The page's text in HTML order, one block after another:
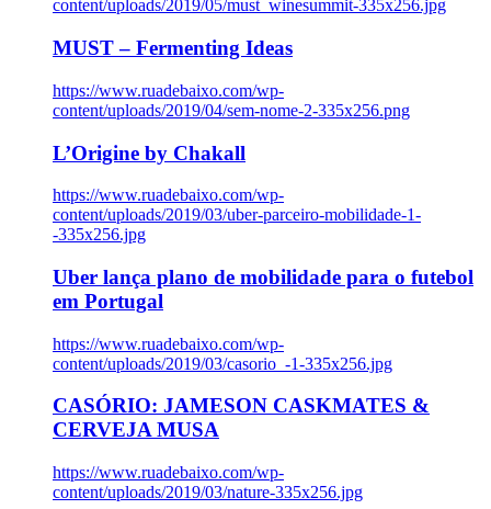
content/uploads/2019/05/must_winesummit-335x256.jpg
MUST – Fermenting Ideas
https://www.ruadebaixo.com/wp-
content/uploads/2019/04/sem-nome-2-335x256.png
L’Origine by Chakall
https://www.ruadebaixo.com/wp-
content/uploads/2019/03/uber-parceiro-mobilidade-1-
-335x256.jpg
Uber lança plano de mobilidade para o futebol
em Portugal
https://www.ruadebaixo.com/wp-
content/uploads/2019/03/casorio_-1-335x256.jpg
CASÓRIO: JAMESON CASKMATES &
CERVEJA MUSA
https://www.ruadebaixo.com/wp-
content/uploads/2019/03/nature-335x256.jpg